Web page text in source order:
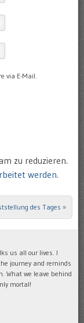
via E-Mail.
zu reduzieren.
werden.
des Tages »
us all our lives. I
journey and reminds
What we leave behind
mortal!